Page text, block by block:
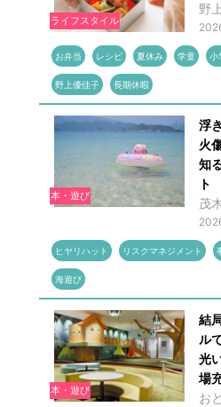
ライフスタイル
野
お弁当 レシピ 夏休み 学童 小
野上優佳子 長期休暇
本・遊び
浮
火
知
ト
茂
ヒヤリハット リスクマネジメント
海遊び
本・遊び
結
ル
光
場
お